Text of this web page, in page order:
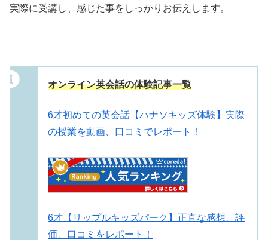
実際に受講し、感じた事をしっかりお伝えします。
オンライン英会話の体験記事一覧
6才初めての英会話【ハナソキッズ体験】実際
の授業を動画、口コミでレポート！
6才【リップルキッズパーク】正直な感想、評
価、口コミをレポート！